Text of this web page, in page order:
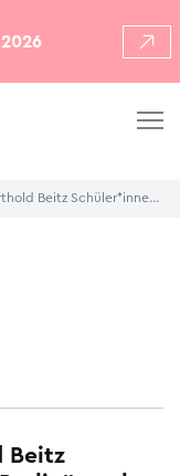
Bewerbungen für „Berthold Beitz Schüler*innenfahrten nach Berlin“ noch bis 27. März 2026 möglich
Beitz